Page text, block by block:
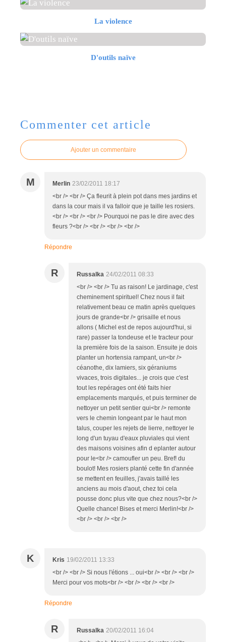
La violence
D'outils naïve
Commenter cet article
Ajouter un commentaire
M Merlin 23/02/2011 18:17
<br /> <br /> Ça fleurit à plein pot dans mes jardins et
dans la cour mais il va falloir que je taille les rosiers.
<br /> <br /> <br /> Pourquoi ne pas le dire avec des
fleurs ?<br /> <br /> <br /> <br />
Répondre
R Russalka 24/02/2011 08:33
<br /> <br /> Tu as raison! Le jardinage, c'est
cheminement spirituel! Chez nous il fait
relativement beau ce matin après quelques
jours de grande<br /> grisaille et nous
allons ( Michel est de repos aujourd'hui, si
rare) passer la tondeuse et le tracteur pour
la première fois de la saison. Ensuite je dois
planter un hortensia rampant, un<br />
céanothe, dix lamiers, six géraniums
vivaces, trois digitales... je crois que c'est
tout les repérages ont été faits hier
emplacements marqués, et puis terminer de
nettoyer un petit sentier qui<br /> remonte
vers le chemin longeant par le haut mon
talus, couper les rejets de lierre, nettoyer le
long d'un tuyau d'eaux pluviales qui vient
des maisons voisines afin d eplanter autour
pour le<br /> camoufler un peu. Bref! du
boulot! Mes rosiers planté cette fin d'année
se mettent en feuilles, j'avais taillé les
anciens au mois d'aout, chez toi cela
pousse donc plus vite que chez nous?<br />
Quelle chance! Bises et merci Merlin!<br />
<br /> <br /> <br />
K Kris 19/02/2011 13:33
<br /> <br /> Si nous l'étions ... oui<br /> <br /> <br />
Merci pour vos mots<br /> <br /> <br /> <br />
Répondre
R Russalka 20/02/2011 16:04